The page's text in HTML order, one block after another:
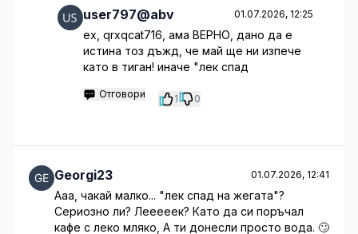
user797@abv 01.07.2026, 12:25
ех, qrxqcat716, ама ВЕРНО, дано да е
истина тоз дъжд, че май ще ни изпече
като в тиган! иначе "лек спад
Отговори 1 0
Georgi23 01.07.2026, 12:41
Ааа, чакай малко... "лек спад на жегата"?
Сериозно ли? Лееееек? Като да си поръчал
кафе с леко мляко, А ти донесли просто вода. 🙄